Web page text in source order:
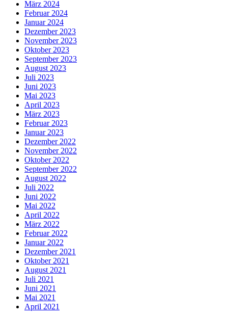
März 2024
Februar 2024
Januar 2024
Dezember 2023
November 2023
Oktober 2023
September 2023
August 2023
Juli 2023
Juni 2023
Mai 2023
April 2023
März 2023
Februar 2023
Januar 2023
Dezember 2022
November 2022
Oktober 2022
September 2022
August 2022
Juli 2022
Juni 2022
Mai 2022
April 2022
März 2022
Februar 2022
Januar 2022
Dezember 2021
Oktober 2021
August 2021
Juli 2021
Juni 2021
Mai 2021
April 2021